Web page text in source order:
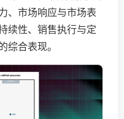
、市场响应与市场表
续性、销售执行与定
综合表现。